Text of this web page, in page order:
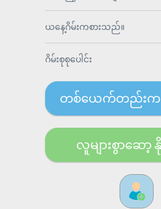
ယနေ့ဂိမ်းကစားသည်။
ဂိမ်းစုစုပေါင်း
တစ်ယေက်တည်းကစ
လူများစွာဆော့